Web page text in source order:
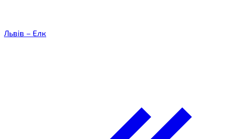
Львів – Елк